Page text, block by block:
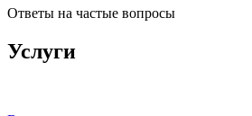
Ответы на частые вопросы
Услуги